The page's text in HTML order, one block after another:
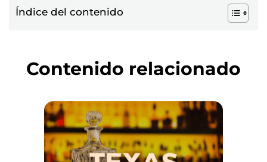
Índice del contenido
Contenido relacionado